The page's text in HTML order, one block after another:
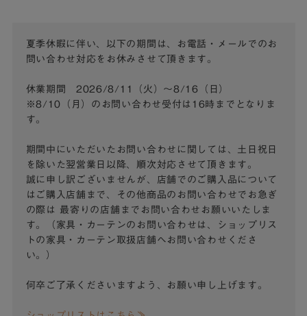
夏季休暇に伴い、以下の期間は、お電話・メールでのお
問い合わせ対応をお休みさせて頂きます。
休業期間 2026/8/11（火）～8/16（日）
※8/10（月）のお問い合わせ受付は16時までとなりま
す。
期間中にいただいたお問い合わせに関しては、土日祝日
を除いた翌営業日以降、順次対応させて頂きます。
誠に申し訳ございませんが、店舗でのご購入品について
はご購入店舗まで、その他商品のお問い合わせでお急ぎ
の際は
最寄りの店舗までお問い合わせお願いいたしま
す。（家具・カーテンのお問い合わせは、ショップリス
トの家具・カーテン取扱店舗へお問い合わせくださ
い。）
何卒ご了承くださいますよう、お願い申し上げます。